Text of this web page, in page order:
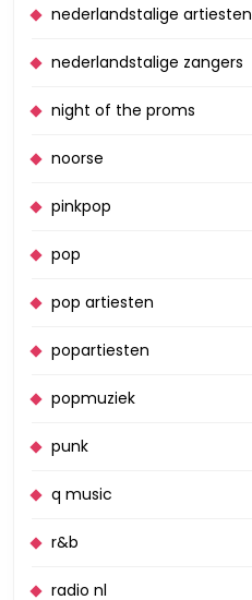
nederlandstalige artiesten
nederlandstalige zangers
night of the proms
noorse
pinkpop
pop
pop artiesten
popartiesten
popmuziek
punk
q music
r&b
radio nl